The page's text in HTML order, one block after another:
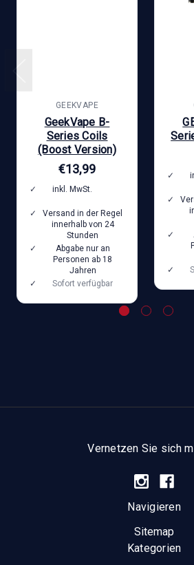
GEEKVAPE
GeekVape B-
Series Coils
(Boost Version)
€13,99
inkl. MwSt.
Versand in der Regel
innerhalb von 24
Stunden
Abgabe nur an
Personen ab 18
Jahren
Sofort verfügbar
Vernetzen Sie sich
Navigieren
Sitemap
Kategorien